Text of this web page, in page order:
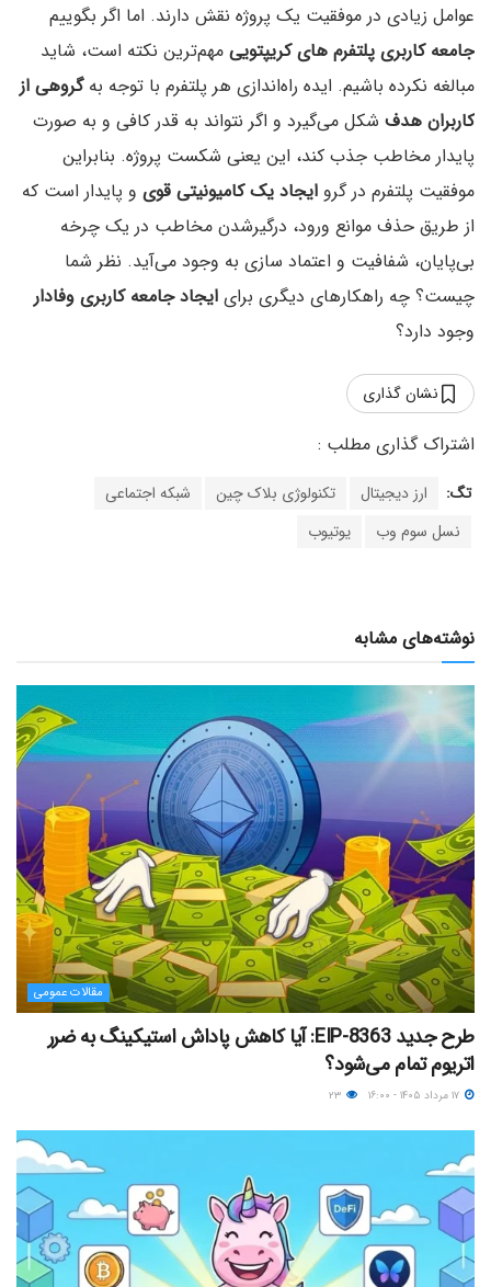
عوامل زیادی در موفقیت یک پروژه نقش دارند. اما اگر بگوییم
جامعه کاربری پلتفرم های کریپتویی مهم‌ترین نکته است، شاید
مبالغه نکرده باشیم. ایده راه‌اندازی هر پلتفرم با توجه بهگروهی از
کاربران هدف شکل می‌گیرد و اگر نتواند به قدر کافی و به صورت
پایدار مخاطب جذب کند، این یعنی شکست پروژه. بنابراین
موفقیت پلتفرم در گرو ایجاد یک کامیونیتی قوی و پایدار است که
از طریق حذف موانع ورود، درگیرشدن مخاطب در یک چرخه
بی‌پایان، شفافیت و اعتماد سازی به وجود می‌آید. نظر شما
چیست؟ چه راهکارهای دیگری برای ایجاد جامعه کاربری وفادار
وجود دارد؟
نشان گذاری
تگ: ارز دیجیتال تکنولوژی بلاک چین
شبکه اجتماعی
نسل سوم وب
یوتیوب
نوشته‌های مشابه
مقالات عمومی
طرح جدید EIP-8363: آیا کاهش پاداش استیکینگ به ضرر
اتریوم تمام می‌شود؟